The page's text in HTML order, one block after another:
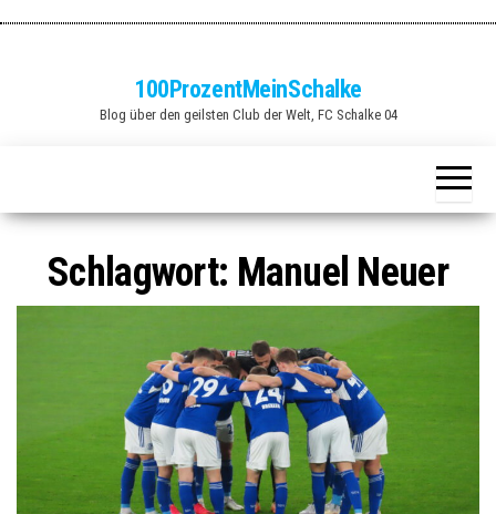
100ProzentMeinSchalke
Blog über den geilsten Club der Welt, FC Schalke 04
Schlagwort: Manuel Neuer